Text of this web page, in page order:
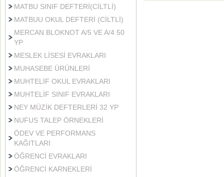
MATBU SINIF DEFTERİ(CİLTLİ)
MATBUU OKUL DEFTERİ (CİLTLİ)
MERCAN BLOKNOT A/5 VE A/4 50
YP
MESLEK LİSESİ EVRAKLARI
MUHASEBE ÜRÜNLERİ
MUHTELİF OKUL EVRAKLARI
MUHTELİF SINIF EVRAKLARI
NEY MÜZİK DEFTERLERİ 32 YP
NUFUS TALEP ÖRNEKLERİ
ÖDEV VE PERFORMANS
KAĞITLARI
ÖĞRENCİ EVRAKLARI
ÖĞRENCİ KARNEKLERİ